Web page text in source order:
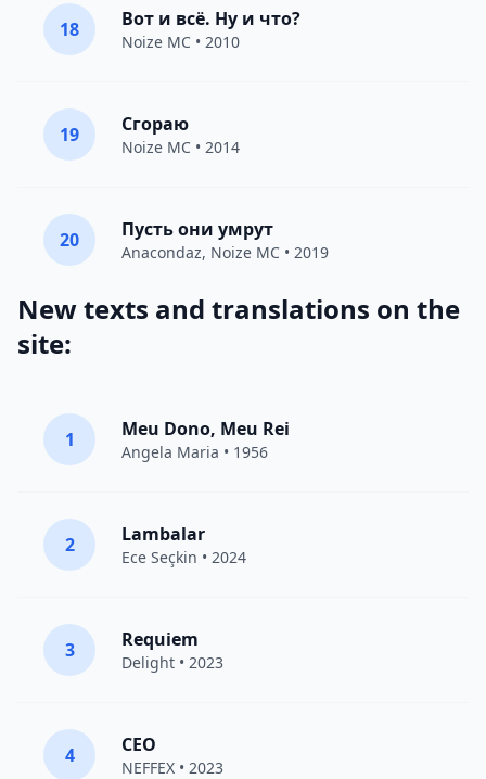
18 Вот и всё. Ну и что?
Noize MC • 2010
19 Сгораю
Noize MC • 2014
20 Пусть они умрут
Anacondaz, Noize MC • 2019
New texts and translations on the
site:
1 Meu Dono, Meu Rei
Angela Maria • 1956
2 Lambalar
Ece Seçkin • 2024
3 Requiem
Delight • 2023
4 CEO
NEFFEX • 2023